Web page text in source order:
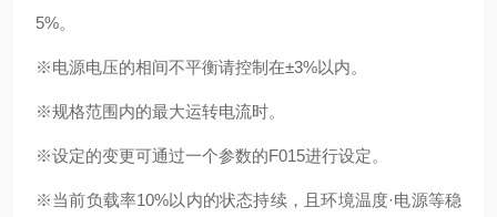
5%。
※电源电压的相间不平衡请控制在±3%以内。
※规格范围内的最大运转电流时。
※设定的变更可通过一个参数的F015进行设定。
※当前负载率10%以内的状态持续，且环境温度·电源等稳